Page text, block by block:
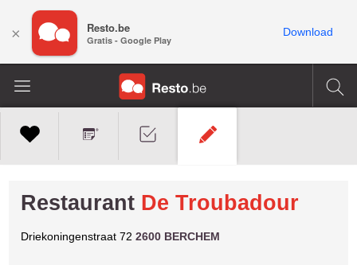
Restaurant De Troubadour
Driekoningenstraat 722600 BERCHEM
× Resto.be
Gratis - Google Play
Download